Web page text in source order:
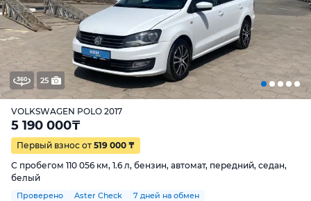
25
VOLKSWAGEN POLO 2017
5 190 000₸
Первый взнос от 519 000 ₸
С пробегом 110 056 км, 1.6 л, бензин, автомат, передний, седан,
белый
Проверено Aster Check 7 дней на обмен